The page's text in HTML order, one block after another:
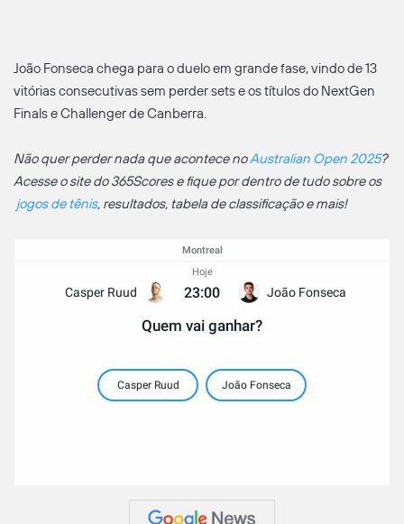
João Fonseca chega para o duelo em grande fase, vindo de 13
vitórias consecutivas sem perder sets e os títulos do NextGen
Finals e Challenger de Canberra.
Não quer perder nada que acontece noAustralian Open 2025?
Acesse o site do 365Scores e fique por dentro de tudo sobre os
jogos de tênis, resultados, tabela de classificação e mais!
Montreal
Casper Ruud
Hoje
23:00 João Fonseca
Quem vai ganhar?
Casper Ruud João Fonseca